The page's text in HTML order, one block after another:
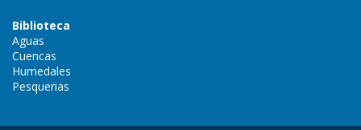
Biblioteca
Aguas
Cuencas
Humedales
Pesquerias